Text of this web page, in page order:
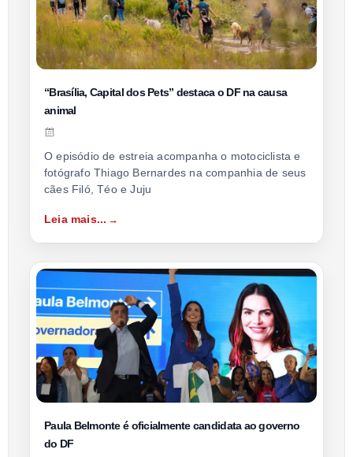
“Brasília, Capital dos Pets” destaca o DF na causa
animal
O episódio de estreia acompanha o motociclista e
fotógrafo Thiago Bernardes na companhia de seus
cães Filó, Téo e Juju
Leia mais...
Paula Belmonte é oficialmente candidata ao governo
do DF